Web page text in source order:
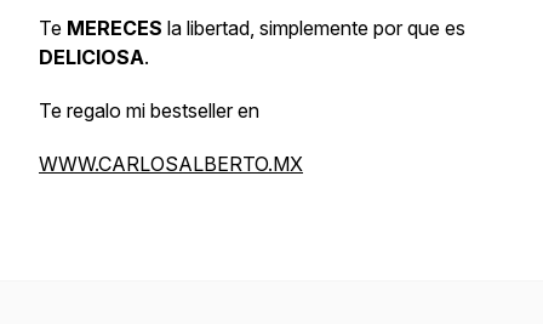
Te MERECES la libertad, simplemente por que es
DELICIOSA.
Te regalo mi bestseller en
WWW.CARLOSALBERTO.MX